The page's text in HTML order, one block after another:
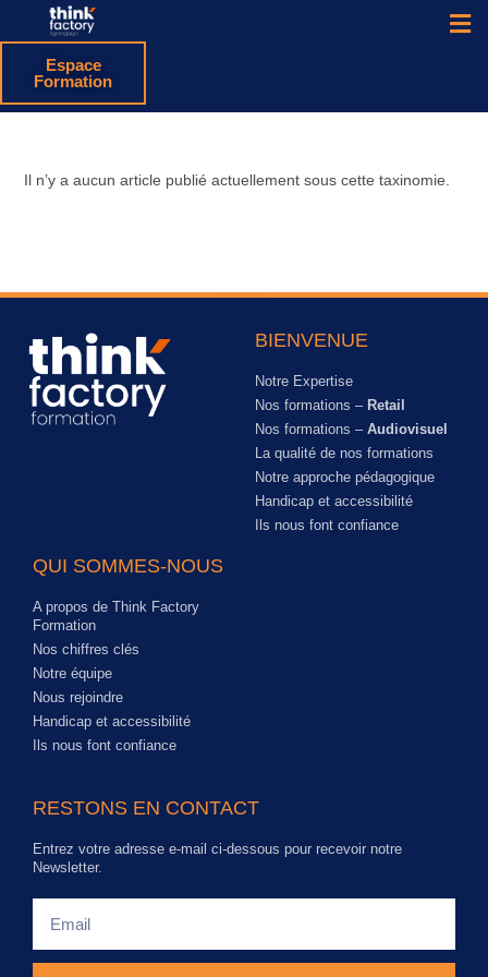
Espace
Formation
Il n’y a aucun article publié actuellement sous cette taxinomie.
BIENVENUE
Notre Expertise
Nos formations – Retail
Nos formations – Audiovisuel
La qualité de nos formations
Notre approche pédagogique
Handicap et accessibilité
Ils nous font confiance
QUI SOMMES-NOUS
A propos de Think Factory
Formation
Nos chiffres clés
Notre équipe
Nous rejoindre
Handicap et accessibilité
Ils nous font confiance
RESTONS EN CONTACT
Entrez votre adresse e-mail ci-dessous pour recevoir notre
Newsletter.